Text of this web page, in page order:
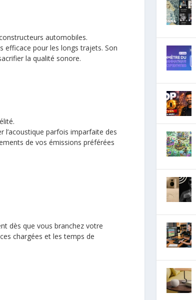
automobiles.
efficace pour les longs trajets. Son
la qualité sonore.
l’acoustique parfois imparfaite des
de vos émissions préférées
dès que vous branchez votre
chargées et les temps de